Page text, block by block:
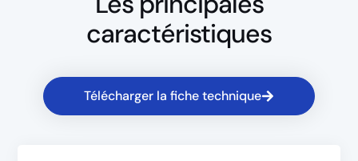
caractéristiques
Télécharger la fiche technique